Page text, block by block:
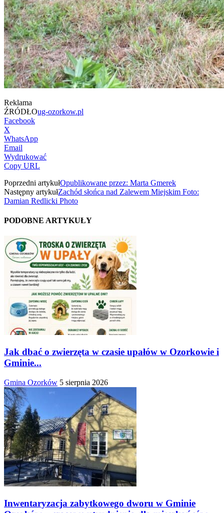
Reklama
ŹRÓDŁOug-ozorkow.pl
Facebook
X
WhatsApp
Email
Wydrukować
Copy URL
Poprzedni artykułOpublikowane przez: Marta Gmerek
Następny artykułZachód słońca nad Zalewem Miejskim Foto:
Damian Redlicki Photo
PODOBNE ARTYKUŁY
Jak dbać o zwierzęta w czasie upałów w Ozorkowie i
Gminie...
Gmina Ozorków 5 sierpnia 2026
Inwentaryzacja zabytkowego dworu w Gminie